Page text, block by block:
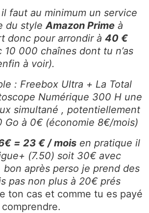
faut au minimum un service
du style Amazon Prime à
donc pour arrondir à 40 €
10 000 chaînes dont tu n’as
à voir).
: Freebox Ultra + La Total
Numérique 300 H une
simultané , potentiellement
Go à 0€ (économie 8€/mois)
= 23 € / mois en pratique il
(7.50) soit 30€ avec
après perso je prend des
pas non plus à 20€ prés
ton cas et comme tu es payé